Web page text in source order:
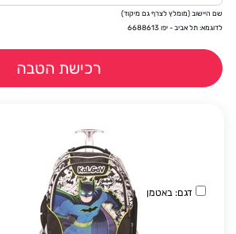
שם היישוב (מומלץ לצרף גם מיקוד)
לדוגמא: תל אביב - יפו 6688613
רכישת הטבה
דגם: באטמן